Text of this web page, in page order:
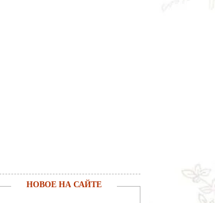
НОВОЕ НА САЙТЕ